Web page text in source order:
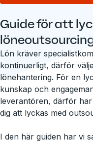
Guide för att
Lön kräver
kontinuerligt, därför
lönehantering. För en
kunskap och
leverantören, därför
dig att lyckas med
I den här guiden har vi